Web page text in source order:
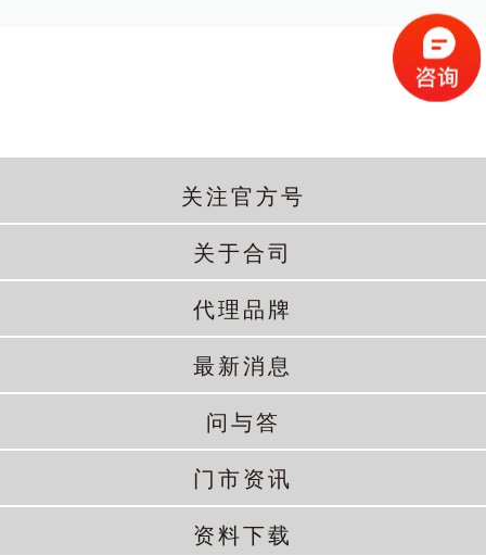
关注官方号
关于合司
代理品牌
最新消息
问与答
门市资讯
资料下载